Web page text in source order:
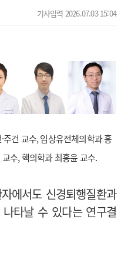
기사입력 2026.07.03 15:04
건 교수, 임상유전체의학과 홍
수, 핵의학과 최홍윤 교수.
에서도 신경퇴행질환과
타날 수 있다는 연구결